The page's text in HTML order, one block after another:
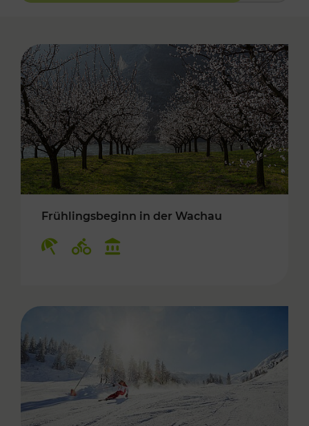
Frühlingsbeginn in der Wachau